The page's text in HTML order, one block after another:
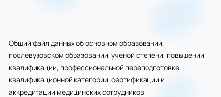
Общий файл данных об основном образовании,
послевузовском образовании, ученой степени, повышении
квалификации, профессиональной переподготовке,
квалификационной категории, сертификации и
аккредитации медицинских сотрудников